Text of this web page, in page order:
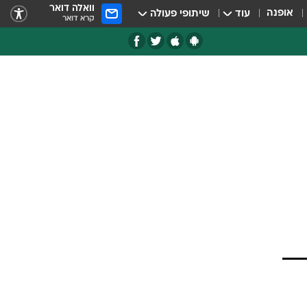
אופנה עוד שיתופי פעולה וואלה דואר
קרא דואר